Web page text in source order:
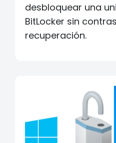
desbloquear una
BitLocker sin
recuperación.